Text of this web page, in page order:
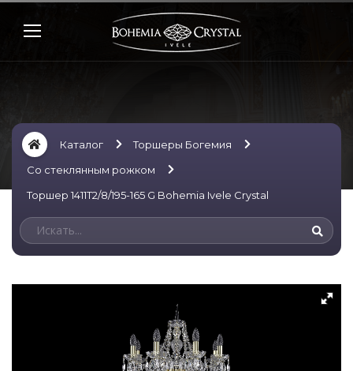
Каталог
Торшеры Богемия
Со стеклянным рожком
Торшер 1411T2/8/195-165 G Bohemia Ivele Crystal